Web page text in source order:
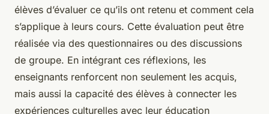
élèves d’évaluer ce qu’ils ont retenu et comment cela
s’applique à leurs cours. Cette évaluation peut être
réalisée via des questionnaires ou des discussions
de groupe. En intégrant ces réflexions, les
enseignants renforcent non seulement les acquis,
mais aussi la capacité des élèves à connecter les
expériences culturelles avec leur éducation